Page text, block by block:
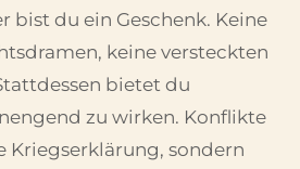
bist du ein Geschenk. Keine
keine versteckten
bietet du
zu wirken. Konflikte
Kriegserklärung, sondern